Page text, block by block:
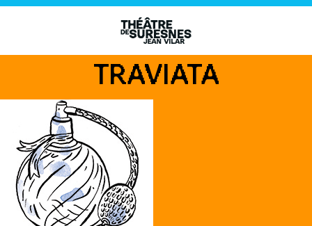
TRAVIATA